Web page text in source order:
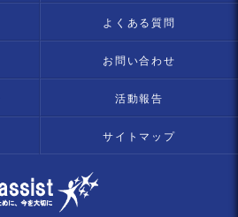
よくある質問
お問い合わせ
活動報告
サイトマップ